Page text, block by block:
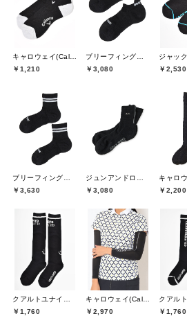
￥1,210
￥3,080
￥2,530
￥3,630
￥3,080
￥2,200
￥1,760
￥2,970
￥1,760